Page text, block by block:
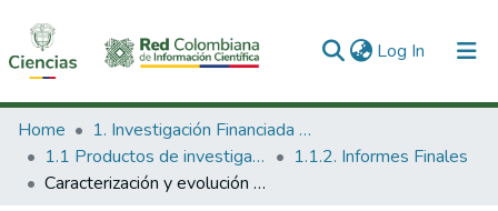
Log In (current)
Communities & Collections
All of DSpace
Home
1. Investigación Financiada con Recursos Públicos
1.1 Productos de investigación
1.1.2. Informes Finales
Caracterización y evolución de los conflictos ambientales de la cuenca